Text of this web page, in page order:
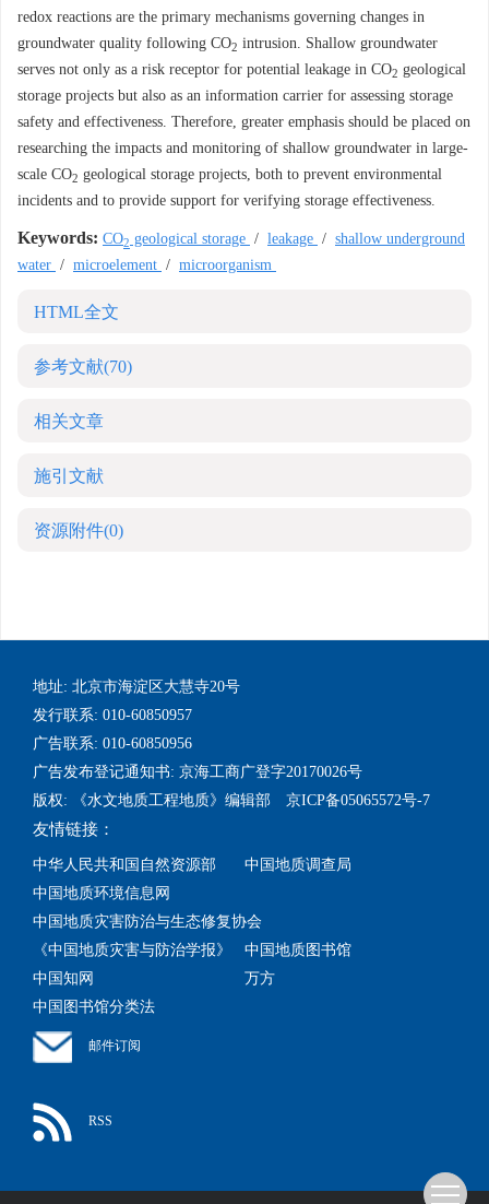
redox reactions are the primary mechanisms governing changes in
groundwater quality following CO2 intrusion. Shallow groundwater
serves not only as a risk receptor for potential leakage in CO2 geological
storage projects but also as an information carrier for assessing storage
safety and effectiveness. Therefore, greater emphasis should be placed on
researching the impacts and monitoring of shallow groundwater in large-
scale CO2 geological storage projects, both to prevent environmental
incidents and to provide support for verifying storage effectiveness.
Keywords: CO2 geological storage / leakage / shallow underground
water / microelement / microorganism
HTML全文
参考文献(70)
相关文章
施引文献
资源附件(0)
地址: 北京市海淀区大慧寺20号
发行联系: 010-60850957
广告联系: 010-60850956
广告发布登记通知书: 京海工商广登字20170026号
版权: 《水文地质工程地质》编辑部 京ICP备05065572号-7
友情链接：
中华人民共和国自然资源部
中国地质调查局
中国地质环境信息网
中国地质灾害防治与生态修复协会
《中国地质灾害与防治学报》
中国地质图书馆
中国知网
万方
中国图书馆分类法
邮件订阅
RSS